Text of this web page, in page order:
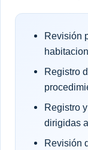
Revisión
Registro
Registro
dirigidas
Revisión